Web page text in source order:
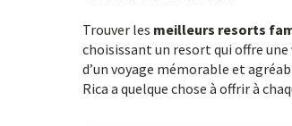
Trouver les meilleurs resorts
choisissant un resort qui offre
d’un voyage mémorable et
Rica a quelque chose à offrir à